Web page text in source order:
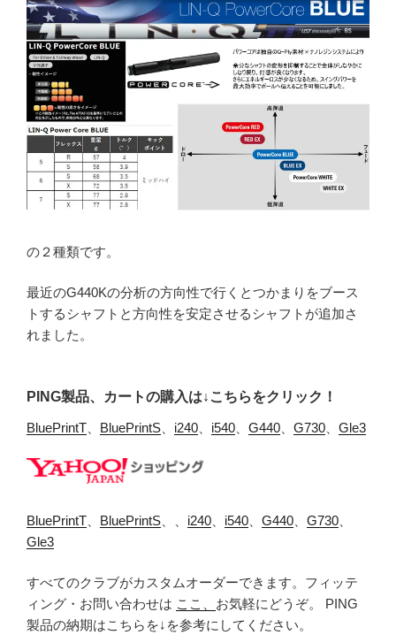
の２種類です。
最近のG440Kの分析の方向性で行くとつかまりをブース
トするシャフトと方向性を安定させるシャフトが追加さ
れました。
PING製品、カートの購入は↓こちらをクリック！
BluePrintT BluePrintS i240 i540 G440 G730 Gle3
BluePrintT BluePrintS i240 i540 G440 G730
Gle3
すべてのクラブがカスタムオーダーできます。フィッテ
ィング・お問い合わせは ここ、 お気軽にどうぞ。 PING
製品の納期はこちらを↓を参考にしてください。